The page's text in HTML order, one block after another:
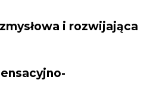
i rozwijająca